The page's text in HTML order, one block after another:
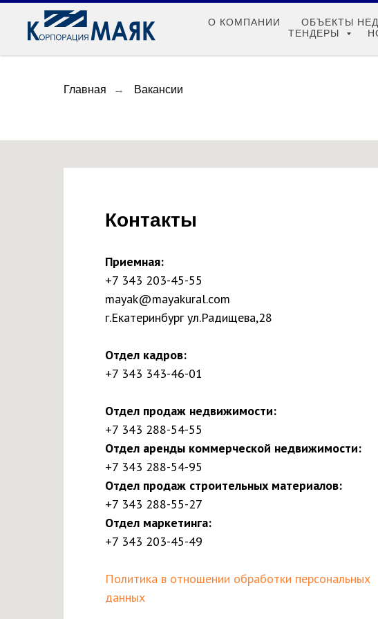
О КОМПАНИИ ОБЪЕКТЫ
ТЕНДЕРЫ
Главная → Вакансии
Контакты
Приемная:
+7 343 203-45-55
mayak@mayakural.com
г.Екатеринбург ул.Радищева,28
Отдел кадров:
+7 343 343-46-01
Отдел продаж недвижимости:
+7 343 288-54-55
Отдел аренды коммерческой недвижимости:
+7 343 288-54-95
Отдел продаж строительных материалов:
+7 343 288-55-27
Отдел маркетинга:
+7 343 203-45-49
Политика в отношении обработки персональных
данных